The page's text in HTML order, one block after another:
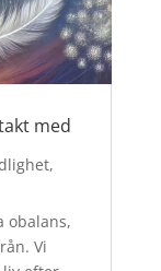
med
,
obalans,
Vi